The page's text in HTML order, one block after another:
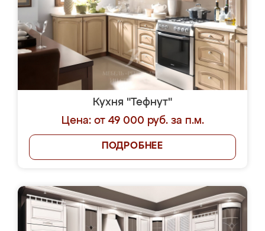
Кухня "Тефнут"
Цена: от 49 000 руб. за п.м.
ПОДРОБНЕЕ